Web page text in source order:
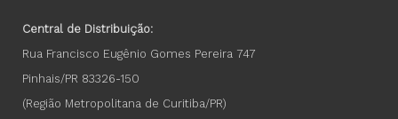
Central de Distribuição:
Rua Francisco Eugênio Gomes Pereira 747
Pinhais/PR 83326-150
(Região Metropolitana de Curitiba/PR)